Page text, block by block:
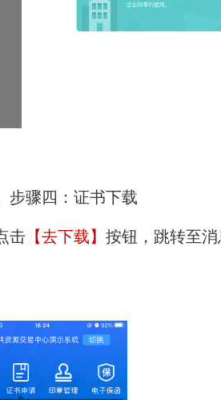
步骤四：证书下载
击 【去下载】 按钮，跳转至